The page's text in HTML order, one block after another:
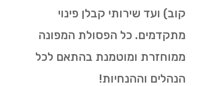
קוב) ועד שירותי קבלן פינוי
מתקדמים. כל הפסולת המפונה
ממוחזרת ומוטמנת בהתאם לכל
הנהלים וההנחיות!